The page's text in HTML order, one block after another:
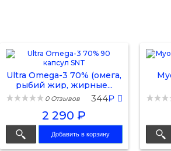
Ultra Omega-3 70% (омега,
рыбий жир, жирные...
0 Отзывов 344₽
2 290 ₽
Добавить в корзину